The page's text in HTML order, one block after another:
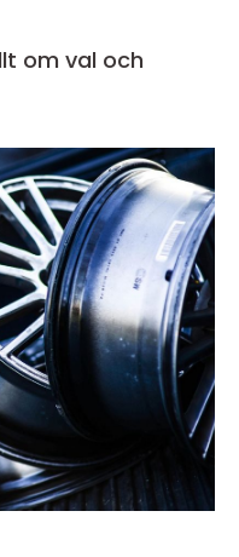
om val och